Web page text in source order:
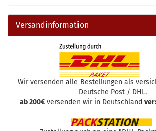
Versandinformation
Wir versenden alle Bestellungen als
Deutsche Post / DHL.
ab 200€ versenden wir in Deutschland